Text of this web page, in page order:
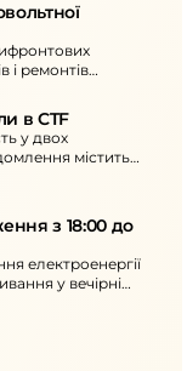
і ремонтів
в CTF
у двох
містить
з 18:00 до
електроенергії
у вечірні